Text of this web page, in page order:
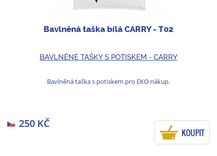
Bavlněná taška bílá CARRY - T02
BAVLNĚNÉ TAŠKY S POTISKEM - CARRY
Bavlněná taška s potiskem pro EKO nákup.
250 KČ
KOUPIT